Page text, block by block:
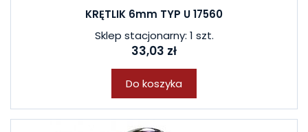
KRĘTLIK 6mm TYP U 17560
Sklep stacjonarny: 1 szt.
33,03 zł
Do koszyka